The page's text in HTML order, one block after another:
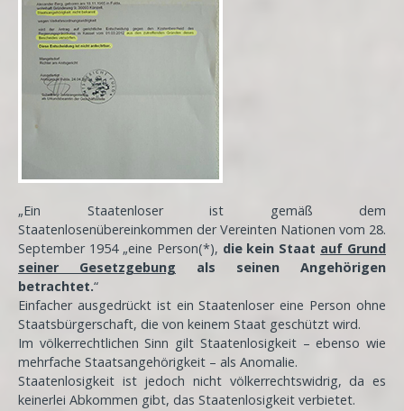
„Ein Staatenloser ist gemäß dem
Staatenlosenübereinkommen der Vereinten Nationen vom 28.
September 1954 „eine Person(*), die kein Staat auf Grund
seiner Gesetzgebung als seinen Angehörigen
betrachtet.“
Einfacher ausgedrückt ist ein Staatenloser eine Person ohne
Staatsbürgerschaft, die von keinem Staat geschützt wird.
Im völkerrechtlichen Sinn gilt Staatenlosigkeit – ebenso wie
mehrfache Staatsangehörigkeit – als Anomalie.
Staatenlosigkeit ist jedoch nicht völkerrechtswidrig, da es
keinerlei Abkommen gibt, das Staatenlosigkeit verbietet.